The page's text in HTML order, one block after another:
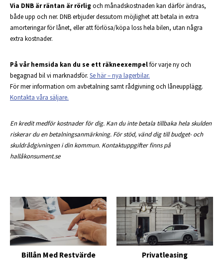
Via DNB är räntan är rörlig och månadskostnaden kan därför ändras,
både upp och ner. DNB erbjuder dessutom möjlighet att betala in extra
amorteringar för lånet, eller att förlösa/köpa loss hela bilen, utan några
extra kostnader.
På vår hemsida kan du se ett räkneexempelför varje ny och
begagnad bil vi marknadsför. Se här – nya lagerbilar.
För mer information om avbetalning samt rådgivning och låneupplägg.
Kontakta våra säljare.
En kredit medför kostnader för dig. Kan du inte betala tillbaka hela skulden
riskerar du en betalningsanmärkning. För stöd, vänd dig till budget- och
skuldrådgivningen i din kommun. Kontaktuppgifter finns på
hallåkonsument.se
Billån Med Restvärde Privatleasing